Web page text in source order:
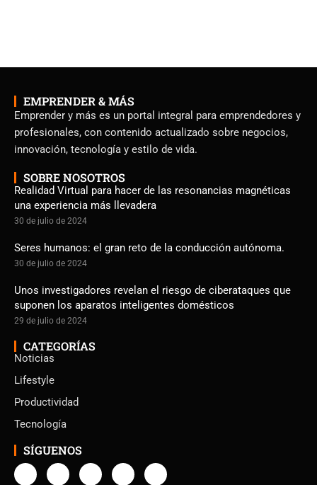
EMPRENDER & MÁS
Emprender y más es un portal integral para emprendedores y
profesionales, con contenido actualizado sobre negocios,
innovación, tecnología y estilo de vida.
SOBRE NOSOTROS
Realidad Virtual para hacer de las resonancias magnéticas
una experiencia más llevadera
30 de julio de 2024
Seres humanos: el gran reto de la conducción autónoma.
30 de julio de 2024
Unos investigadores revelan el riesgo de ciberataques que
suponen los aparatos inteligentes domésticos
29 de julio de 2024
CATEGORÍAS
Noticias
Lifestyle
Productividad
Tecnología
SÍGUENOS